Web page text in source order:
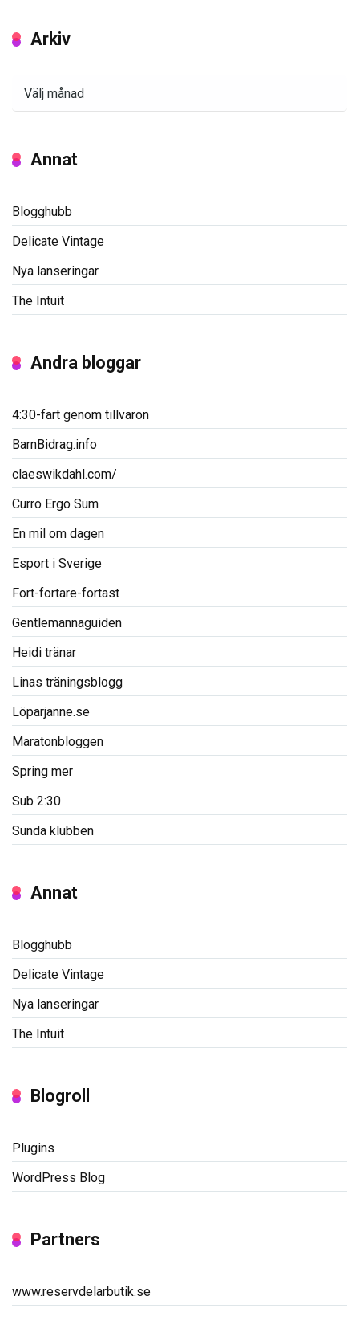
Arkiv
Annat
Blogghubb
Delicate Vintage
Nya lanseringar
The Intuit
Andra bloggar
4:30-fart genom tillvaron
BarnBidrag.info
claeswikdahl.com/
Curro Ergo Sum
En mil om dagen
Esport i Sverige
Fort-fortare-fortast
Gentlemannaguiden
Heidi tränar
Linas träningsblogg
Löparjanne.se
Maratonbloggen
Spring mer
Sub 2:30
Sunda klubben
Annat
Blogghubb
Delicate Vintage
Nya lanseringar
The Intuit
Blogroll
Plugins
WordPress Blog
Partners
www.reservdelarbutik.se